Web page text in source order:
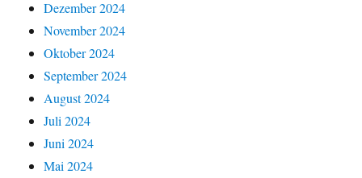
Dezember 2024
November 2024
Oktober 2024
September 2024
August 2024
Juli 2024
Juni 2024
Mai 2024